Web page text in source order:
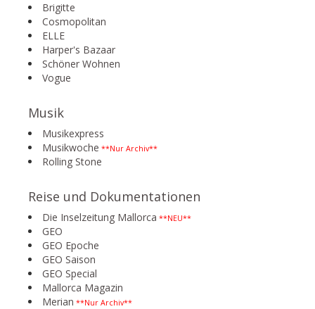
Brigitte
Cosmopolitan
ELLE
Harper's Bazaar
Schöner Wohnen
Vogue
Musik
Musikexpress
Musikwoche **Nur Archiv**
Rolling Stone
Reise und Dokumentationen
Die Inselzeitung Mallorca **NEU**
GEO
GEO Epoche
GEO Saison
GEO Special
Mallorca Magazin
Merian **Nur Archiv**